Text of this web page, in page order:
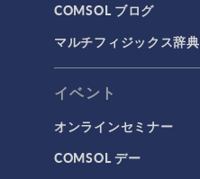
COMSOL ブログ
マルチフィジックス辞典
イベント
オンラインセミナー
COMSOL デー